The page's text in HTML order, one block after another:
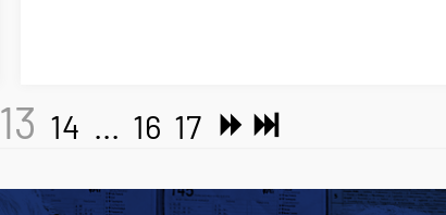
13 14 ... 16 17